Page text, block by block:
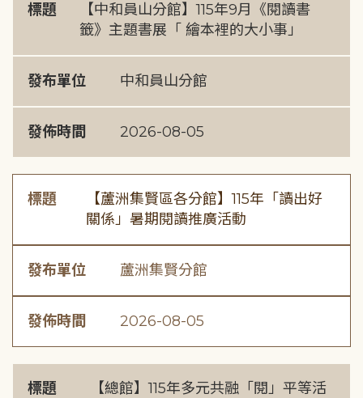
標題
【中和員山分館】115年9月《閱讀書
籤》主題書展「 繪本裡的大小事」
發布單位 中和員山分館
發佈時間 2026-08-05
標題
【蘆洲集賢區各分館】115年「讀出好
關係」暑期閱讀推廣活動
發布單位 蘆洲集賢分館
發佈時間 2026-08-05
標題
【總館】115年多元共融「閱」平等活